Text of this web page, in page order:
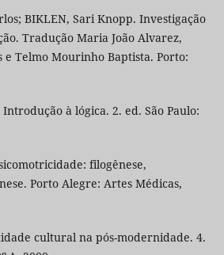
BIKLEN, Sari Knopp. Investigação
Tradução Maria João Alvarez,
e Telmo Mourinho Baptista. Porto:
à lógica. 2. ed. São Paulo:
filogênese,
Porto Alegre: Artes Médicas,
cultural na pós-modernidade. 4.